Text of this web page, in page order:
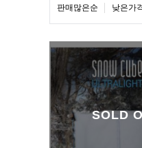
판매많은순 낮은가
SOLD